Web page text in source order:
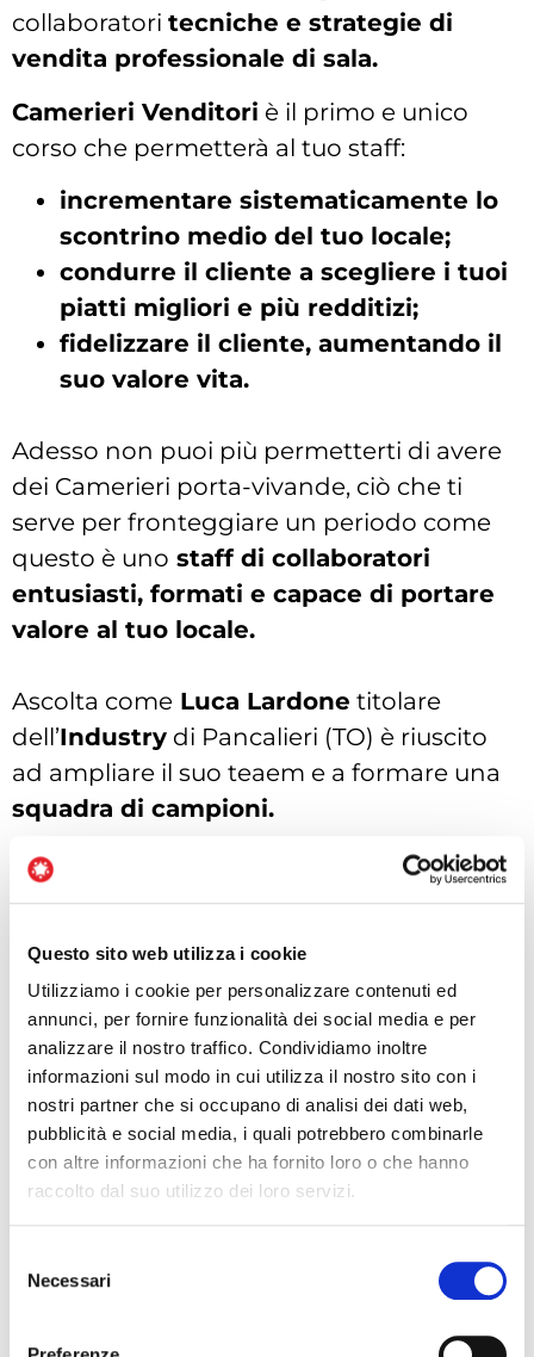
Questo sito web utilizza i cookie
Utilizziamo i cookie per personalizzare contenuti ed
annunci, per fornire funzionalità dei social media e per
analizzare il nostro traffico. Condividiamo inoltre
informazioni sul modo in cui utilizza il nostro sito con i
nostri partner che si occupano di analisi dei dati web,
pubblicità e social media, i quali potrebbero combinarle
con altre informazioni che ha fornito loro o che hanno
raccolto dal suo utilizzo dei loro servizi.
delNecessari
collaboratori tecniche e strategie di
vendita professionale di sala.
Camerieri Venditori è il primo e unico
corso che permetterà al tuo staff:
incrementare sistematicamente lo
scontrino medio del tuo locale;
condurre il cliente a scegliere i tuoi
piatti migliori e più redditizi;
fidelizzare il cliente, aumentando il
suo valore vita.
Adesso non puoi più permetterti di avere
dei Camerieri porta-vivande, ciò che ti
serve per fronteggiare un periodo come
questo è uno staff di collaboratori
entusiasti, formati e capace di portare
valore al tuo locale.
Ascolta come Luca Lardone titolare
dell’Industry di Pancalieri (TO) è riuscito
ad ampliare il suo teaem e a formare una
squadra di campioni.
Voglio iscrivermi
DOVE SI TIENE
VENDITORI?